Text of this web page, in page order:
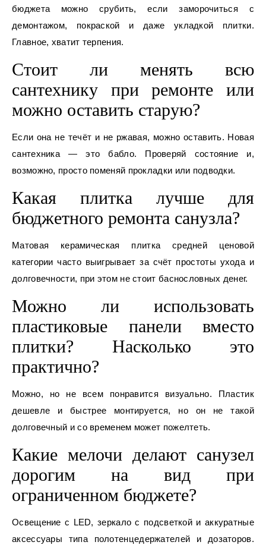
бюджета можно срубить, если заморочиться с
демонтажом, покраской и даже укладкой плитки.
Главное, хватит терпения.
Стоит ли менять всю
сантехнику при ремонте или
можно оставить старую?
Если она не течёт и не ржавая, можно оставить. Новая
сантехника — это бабло. Проверяй состояние и,
возможно, просто поменяй прокладки или подводки.
Какая плитка лучше для
бюджетного ремонта санузла?
Матовая керамическая плитка средней ценовой
категории часто выигрывает за счёт простоты ухода и
долговечности, при этом не стоит баснословных денег.
Можно ли использовать
пластиковые панели вместо
плитки? Насколько это
практично?
Можно, но не всем понравится визуально. Пластик
дешевле и быстрее монтируется, но он не такой
долговечный и со временем может пожелтеть.
Какие мелочи делают санузел
дорогим на вид при
ограниченном бюджете?
Освещение с LED, зеркало с подсветкой и аккуратные
аксессуары типа полотенцедержателей и дозаторов.